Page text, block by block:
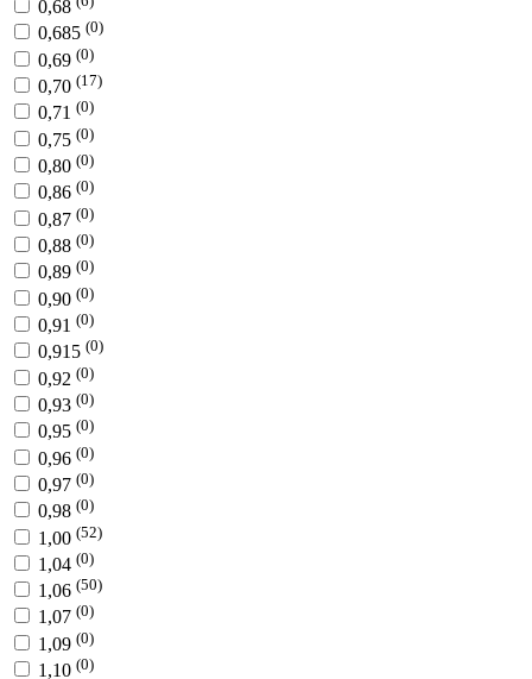
0,68
0,685 (0)
0,69 (0)
0,70 (17)
0,71 (0)
0,75 (0)
0,80 (0)
0,86 (0)
0,87 (0)
0,88 (0)
0,89 (0)
0,90 (0)
0,91 (0)
0,915 (0)
0,92 (0)
0,93 (0)
0,95 (0)
0,96 (0)
0,97 (0)
0,98 (0)
1,00 (52)
1,04 (0)
1,06 (50)
1,07 (0)
1,09 (0)
1,10 (0)